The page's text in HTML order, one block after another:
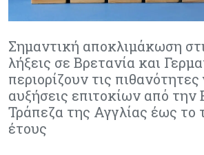
Σημαντική αποκλιμάκωση
λήξεις σε Βρετανία και
περιορίζουν τις πιθανότητες
αυξήσεις επιτοκίων από την
Τράπεζα της Αγγλίας έως το
έτους